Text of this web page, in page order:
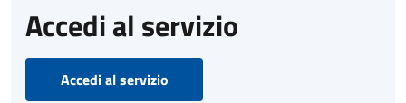
Accedi al servizio
Accedi al servizio